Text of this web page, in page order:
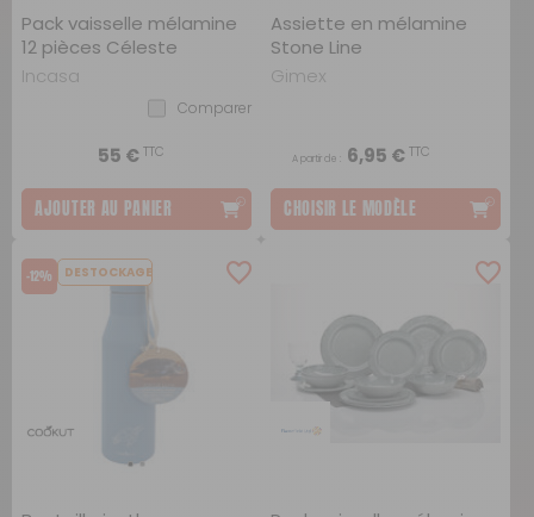
Pack vaisselle mélamine
12 pièces Céleste
Incasa
Comparer
55 €TTC
AJOUTER AU PANIER
Assiette en mélamine
Stone Line
Gimex
A partir de : 6,95 €TTC
CHOISIR LE MODÈLE
-12% DESTOCKAGE